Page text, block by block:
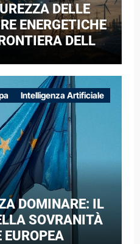
DELLE
ENERGETICHE
DELLA
ELETTRICHE
DELLA
IBRIDA
Intelligenza Artificiale
DOMINARE: IL
SOVRANITÀ